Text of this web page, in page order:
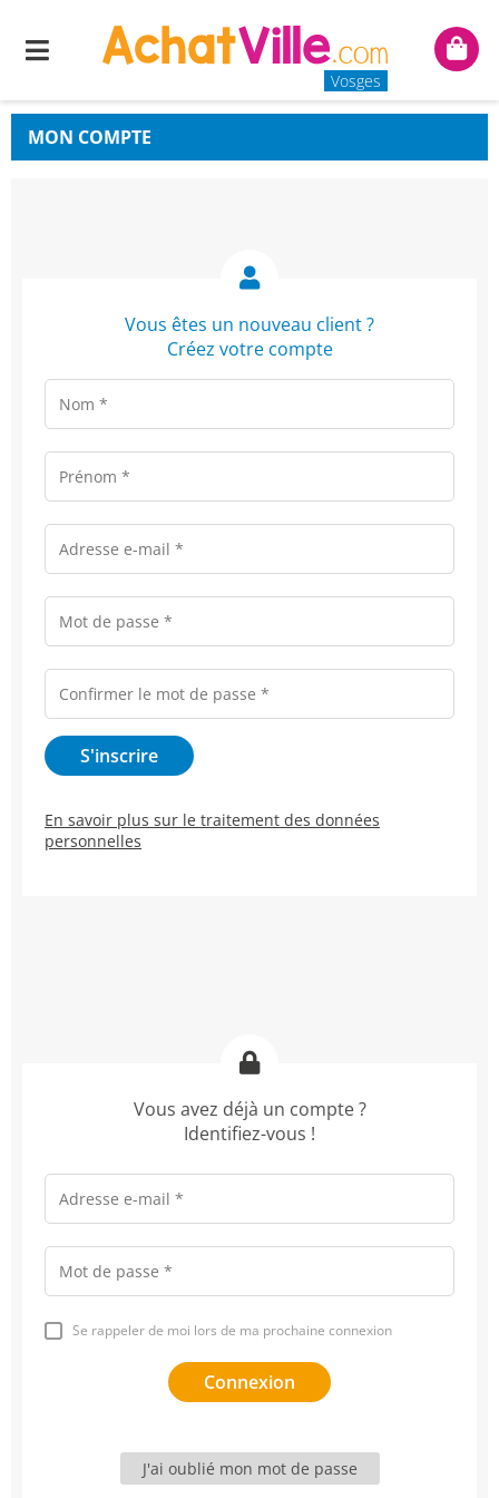
Menu
Vosges
Mon
MON COMPTE
Vous êtes un nouveau client ?
Créez votre compte
En savoir plus sur le traitement des données
personnelles
Vous avez déjà un compte ?
Identifiez-vous !
Se rappeler de moi lors de ma prochaine connexion
J'ai oublié mon mot de passe